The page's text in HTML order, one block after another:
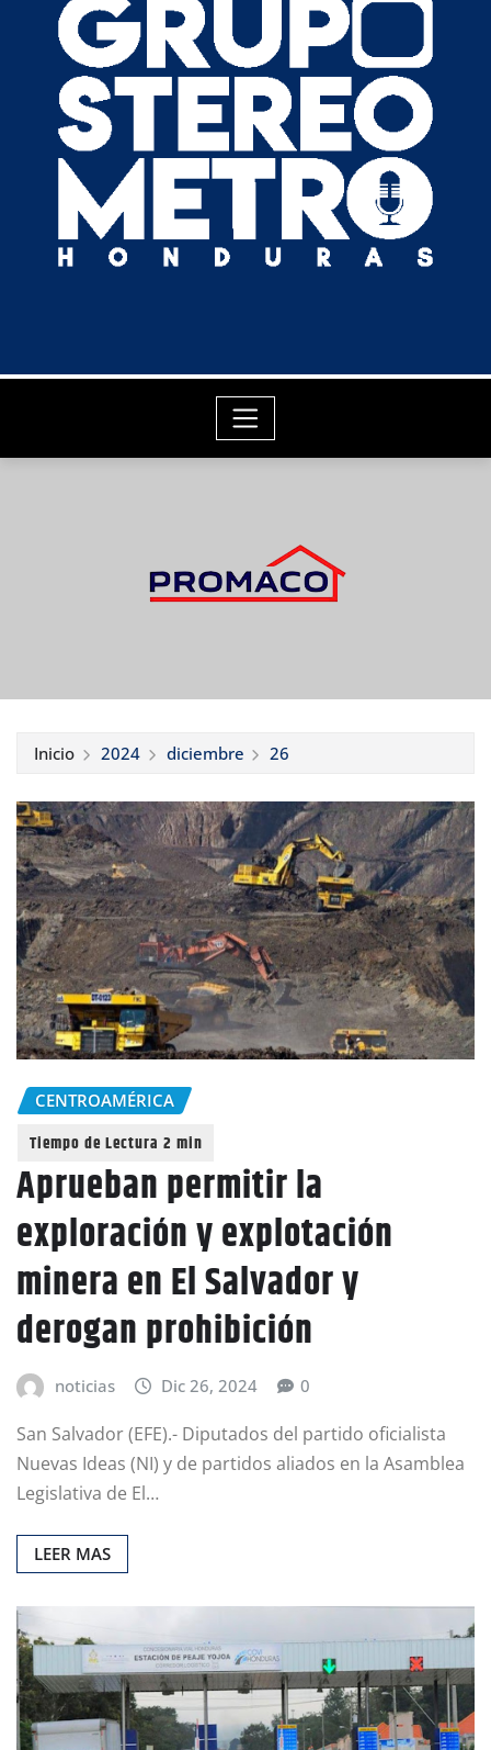
Inicio 2024 diciembre 26
CENTROAMÉRICA
Aprueban permitir la
exploración y explotación
minera en El Salvador y
derogan prohibición
noticias Dic 26, 2024 0
San Salvador (EFE).- Diputados del partido oficialista
Nuevas Ideas (NI) y de partidos aliados en la Asamblea
Legislativa de El…
LEER MAS